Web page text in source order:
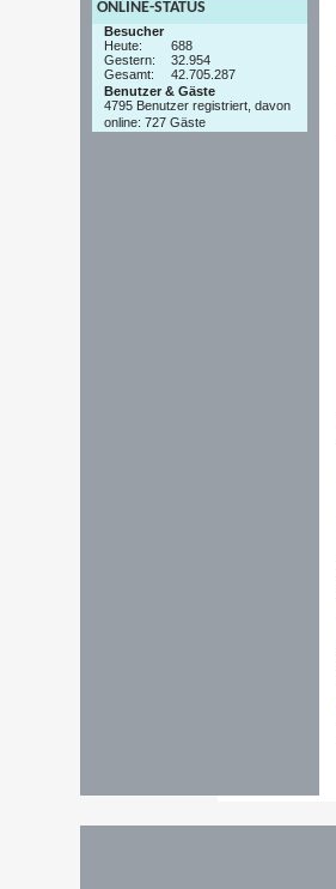
ONLINE-STATUS
Besucher
Heute:
688
Gestern:
32.954
Gesamt:
42.705.287
Benutzer & Gäste
4795 Benutzer registriert, davon
online: 727 Gäste